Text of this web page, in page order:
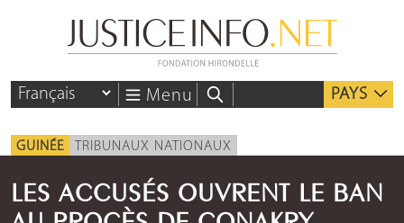
Menu PAYS
GUINÉE TRIBUNAUX NATIONAUX
LES ACCUSÉS OUVRENT LE BAN
AU PROCÈS DE CONAKRY